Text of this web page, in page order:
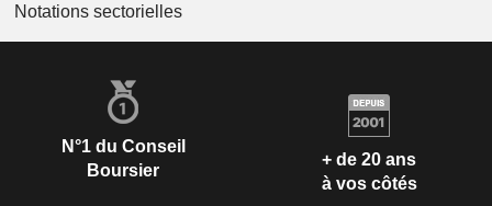
Notations sectorielles
N°1 du Conseil
Boursier
+ de 20 ans
à vos côtés